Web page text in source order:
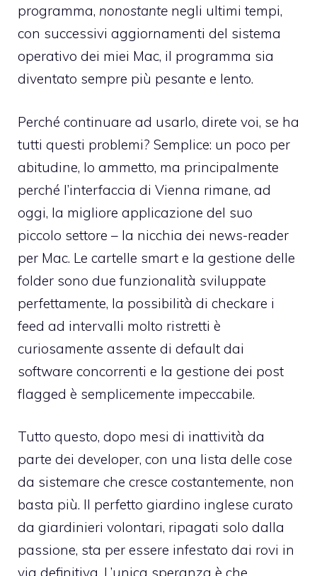
programma, nonostante negli ultimi tempi,
con successivi aggiornamenti del sistema
operativo dei miei Mac, il programma sia
diventato sempre più pesante e lento.
Perché continuare ad usarlo, direte voi, se ha
tutti questi problemi? Semplice: un poco per
abitudine, lo ammetto, ma principalmente
perché l’interfaccia di Vienna rimane, ad
oggi, la migliore applicazione del suo
piccolo settore – la nicchia dei news-reader
per Mac. Le cartelle smart e la gestione delle
folder sono due funzionalità sviluppate
perfettamente, la possibilità di checkare i
feed ad intervalli molto ristretti è
curiosamente assente di default dai
software concorrenti e la gestione dei post
flagged è semplicemente impeccabile.
Tutto questo, dopo mesi di inattività da
parte dei developer, con una lista delle cose
da sistemare che cresce costantemente, non
basta più. Il perfetto giardino inglese curato
da giardinieri volontari, ripagati solo dalla
passione, sta per essere infestato dai rovi in